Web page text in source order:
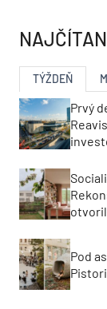
TÝŽDEŇ
Prvý
Pod